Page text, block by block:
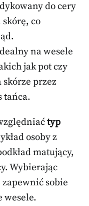
do cery
co
na wesele
jak pot czy
skórze przez
tańca.
typ
osoby z
matujący,
Wybierając
sobie
wesele.